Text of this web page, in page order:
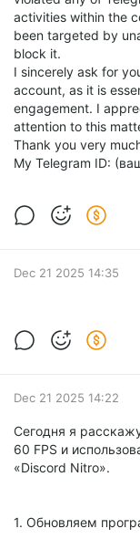
activities within the
been targeted by
block it.
I sincerely ask for
account, as it is
engagement. I
attention to this
Thank you very
My Telegram ID:
Dec 21 2025 14:35
Набор спамеров
Dec 21 2025 14:22
Сегодня я
60 FPS и
«Discord Nitro».
1. Обновляем